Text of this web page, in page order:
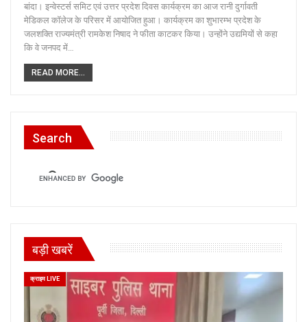
बांदा। इन्वेस्टर्स समिट एवं उत्तर प्रदेश दिवस कार्यक्रम का आज रानी दुर्गावती
मेडिकल कॉलेज के परिसर में आयोजित हुआ। कार्यक्रम का शुभारम्भ प्रदेश के
जलशक्ति राज्यमंत्री रामकेश निषाद ने फीता काटकर किया। उन्होंने उद्यमियों से कहा
कि वे जनपद में…
READ MORE...
Search
बड़ी खबरें
क्राइम LIVE